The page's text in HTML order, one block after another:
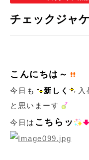
チェックジャ
こんにちは～
今日も 新しく
と思いまーす
今日は こちらッ